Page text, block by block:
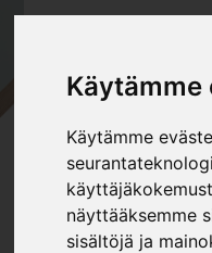
Käytämme
Käytämme
näyttääksemme
sisältöjä ja